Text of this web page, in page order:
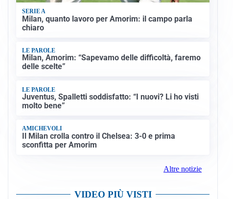
SERIE A
Milan, quanto lavoro per Amorim: il campo parla
chiaro
LE PAROLE
Milan, Amorim: “Sapevamo delle difficoltà, faremo
delle scelte”
LE PAROLE
Juventus, Spalletti soddisfatto: “I nuovi? Li ho visti
molto bene”
AMICHEVOLI
Il Milan crolla contro il Chelsea: 3-0 e prima
sconfitta per Amorim
Altre notizie
VIDEO PIÙ VISTI